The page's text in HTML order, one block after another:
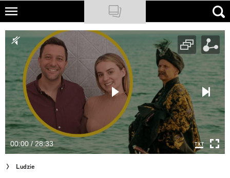
Skip
main
content
NATIONAL GEOGRAPHIC
TRAVELER
PODCASTY
Sklep
Newsletter
Cuda Polski
Wielki Konkurs Fotograficzny
00:00 / 28:33
Ludzie